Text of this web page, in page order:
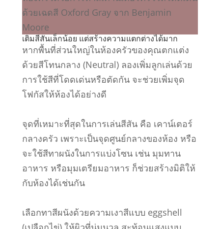
เติมสีสันเล็กน้อย แต่สร้างความแตกต่างได้มาก
หากพื้นที่ส่วนใหญ่ในห้องครัวของคุณตกแต่ง
ด้วยสีโทนกลาง (Neutral) ลองเพิ่มลูกเล่นด้วย
การใช้สีที่โดดเด่นหรือตัดกัน จะช่วยเพิ่มจุด
โฟกัสให้ห้องได้อย่างดี
จุดที่เหมาะที่สุดในการเล่นสีสัน คือ เคาน์เตอร์
กลางครัว เพราะเป็นจุดศูนย์กลางของห้อง หรือ
จะใช้สีทาผนังในการแบ่งโซน เช่น มุมทาน
อาหาร หรือมุมเตรียมอาหาร ก็ช่วยสร้างมิติให้
กับห้องได้เช่นกัน
เลือกทาสีผนังด้วยความเงาสีแบบ eggshell